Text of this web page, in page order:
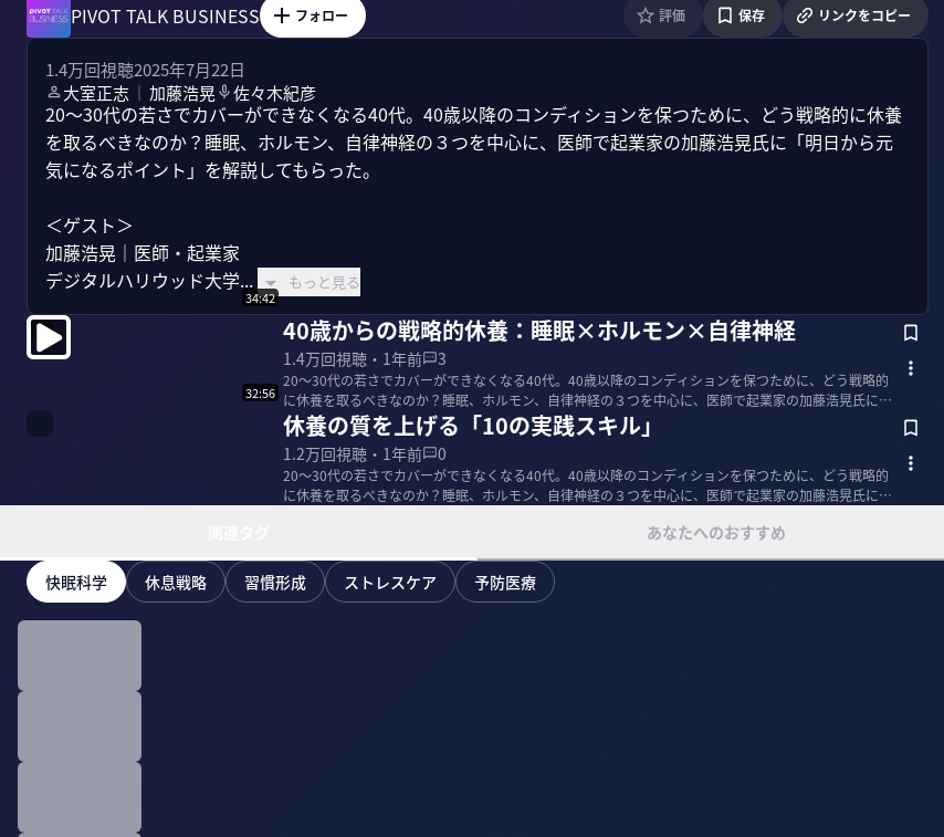
PIVOT TALK BUSINESS フォロー 評価 保存 リンクをコピー
1.4万回視聴2025年7月22日
大室正志 ｜ 加藤浩晃 佐々木紀彦
20〜30代の若さでカバーができなくなる40代。40歳以降のコンディションを保つために、どう戦略的に休養
を取るべきなのか？睡眠、ホルモン、自律神経の３つを中心に、医師で起業家の加藤浩晃氏に「明日から元
気になるポイント」を解説してもらった。
＜ゲスト＞
加藤浩晃｜医師・起業家
デジタルハリウッド大学...
もっと見る
34:42
40歳からの戦略的休養：睡眠×ホルモン×自律神経
1.4万回視聴・ 1年前 3
20〜30代の若さでカバーができなくなる40代。40歳以降のコンディションを保つために、どう戦略的
に休養を取るべきなのか？睡眠、ホルモン、自律神経の３つを中心に、医師で起業家の加藤浩晃氏に
「明日から元...
32:56
休養の質を上げる「10の実践スキル」
1.2万回視聴・ 1年前 0
20〜30代の若さでカバーができなくなる40代。40歳以降のコンディションを保つために、どう戦略的
に休養を取るべきなのか？睡眠、ホルモン、自律神経の３つを中心に、医師で起業家の加藤浩晃氏に
あなたへのおすすめ
快眠科学 休息戦略 習慣形成 ストレスケア 予防医療